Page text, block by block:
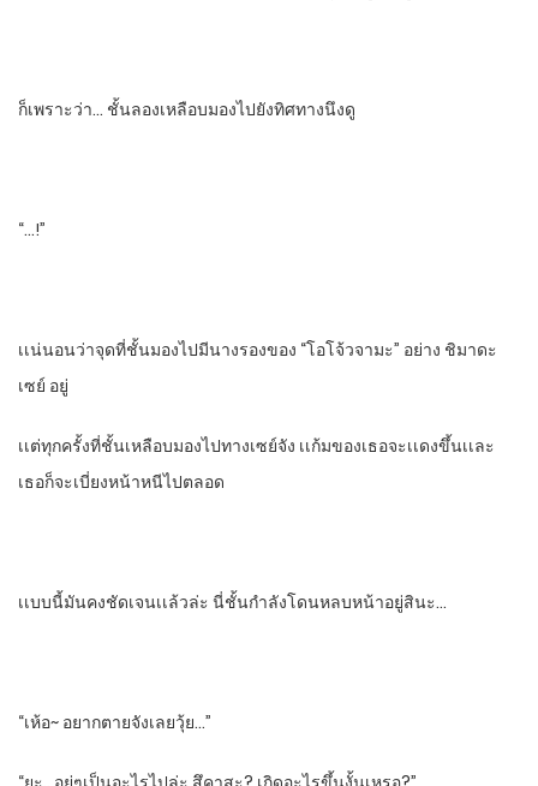
ก็เพราะว่า… ชั้นลองเหลือบมองไปยังทิศทางนึงดู
“…!”
เเน่นอนว่าจุดที่ชั้นมองไปมีนางรองของ​ “โอโจ้วจามะ” อย่าง​ ชิมาดะ​
เซย์​ อยู่
เเต่ทุกครั้งที่ชั้นเหลือบมองไปทางเซย์จัง​ เเก้มของเธอจะเเดงขึ้นเเละ
เธอก็จะเบี่ยงหน้าหนีไปตลอด
เเบบนี้มันคงชัดเจนเเล้วล่ะ นี่ชั้นกําลังโดนหลบหน้าอยู่สินะ…
“เห้อ~ อยากตายจังเลยวุ้ย…”